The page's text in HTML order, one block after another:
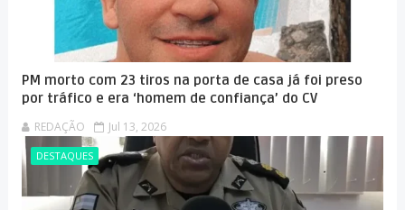
PM morto com 23 tiros na porta de casa já foi preso
por tráfico e era ‘homem de confiança’ do CV
REDAÇÃO Jul 13, 2026
DESTAQUES